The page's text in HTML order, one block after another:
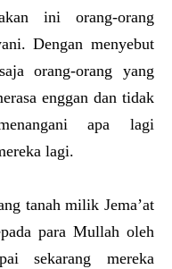
ini orang-orang
Dengan menyebut
orang-orang yang
enggan dan tidak
apa lagi
lagi.
milik Jema’at
para Mullah oleh
sekarang mereka